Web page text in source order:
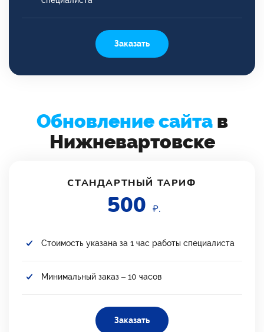
Заказать
Обновление сайтав
Нижневартовске
СТАНДАРТНЫЙ ТАРИФ
500 ₽.
Стоимость указана за 1 час работы специалиста
Минимальный заказ – 10 часов
Заказать